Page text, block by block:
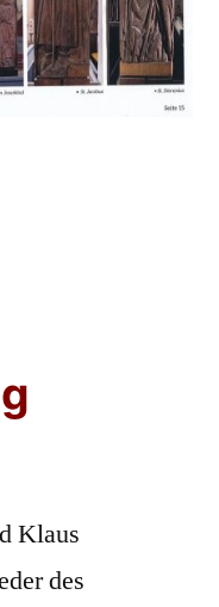
Klaus
des